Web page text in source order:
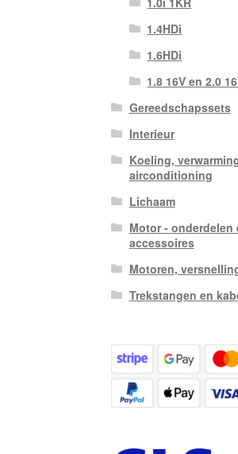
1.4HDi
1.6HDi
1.8 16V en 2.0
Gereedschapssets
Interieur
Koeling,
airconditioning
Lichaam
Motor - onderdelen
accessoires
Motoren,
Trekstangen en